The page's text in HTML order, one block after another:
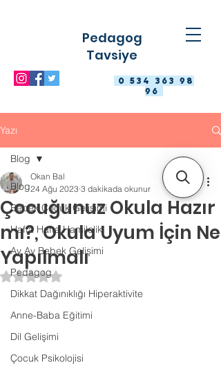
0 534 363 98
96
Pedagog
Tavsiye
Yazı
Blog
Bebek Çocuk Gelişimi
Hafta Hafta Hamilelik
Ay Ay Bebek Gelişimi
Pedagog
Dikkat Dağınıklığı Hiperaktivite
Anne-Baba Eğitimi
Dil Gelişimi
Çocuk Psikolojisi
Blog
Çocuğunuz Okula Hazır
mı?, Okula Uyum İçin Ne
Yapılmalı
Okan Bal
24 Ağu 2023 3 dakikada okunur
5 üzerinden NaN yıldız